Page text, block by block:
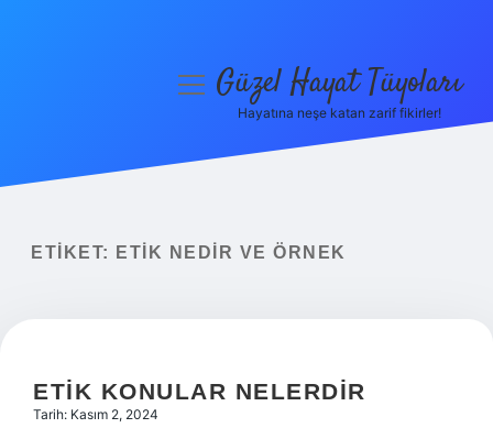
Yasal Uyarı
menüyüGüzel Hayat Tüyoları
Hayatına neşe katan zarif fikirler!
ETIKET: ETIK NEDIR VE ÖRNEK
ETIK KONULAR NELERDIR
Tarih: Kasım 2, 2024